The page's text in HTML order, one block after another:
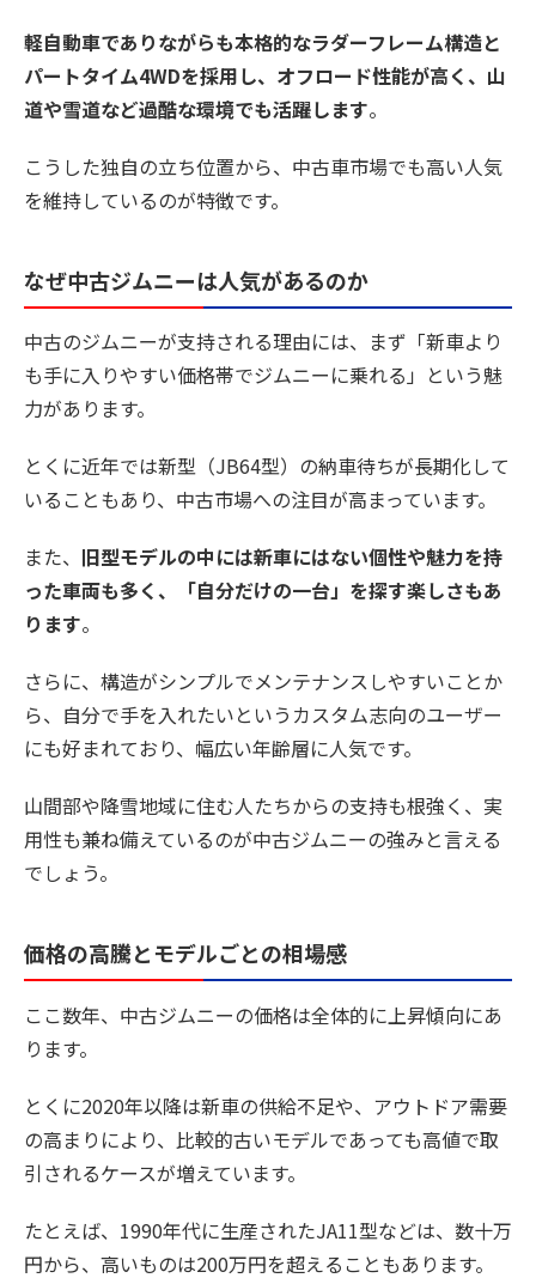
軽自動車でありながらも本格的なラダーフレーム構造と
パートタイム4WDを採用し、オフロード性能が高く、山
道や雪道など過酷な環境でも活躍します。
こうした独自の立ち位置から、中古車市場でも高い人気
を維持しているのが特徴です。
なぜ中古ジムニーは人気があるのか
中古のジムニーが支持される理由には、まず「新車より
も手に入りやすい価格帯でジムニーに乗れる」という魅
力があります。
とくに近年では新型（JB64型）の納車待ちが長期化して
いることもあり、中古市場への注目が高まっています。
また、 旧型モデルの中には新車にはない個性や魅力を持
った車両も多く、「自分だけの一台」を探す楽しさもあ
ります。
さらに、構造がシンプルでメンテナンスしやすいことか
ら、自分で手を入れたいというカスタム志向のユーザー
にも好まれており、幅広い年齢層に人気です。
山間部や降雪地域に住む人たちからの支持も根強く、実
用性も兼ね備えているのが中古ジムニーの強みと言える
でしょう。
価格の高騰とモデルごとの相場感
ここ数年、中古ジムニーの価格は全体的に上昇傾向にあ
ります。
とくに2020年以降は新車の供給不足や、アウトドア需要
の高まりにより、比較的古いモデルであっても高値で取
引されるケースが増えています。
たとえば、1990年代に生産されたJA11型などは、数十万
円から、高いものは200万円を超えることもあります。